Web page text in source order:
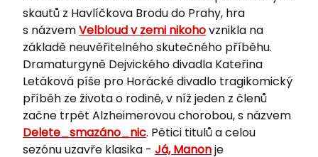
skautů z Havlíčkova Brodu do Prahy, hra
s názvemVelbloud v zemi nikohovznikla na
základě neuvěřitelného skutečného příběhu.
Dramaturgyně Dejvického divadla Kateřina
Letáková píše pro Horácké divadlo tragikomický
příběh ze života o rodině, v níž jeden z členů
začne trpět Alzheimerovou chorobou, s názvem
Delete_smazáno_nic. Pětici titulů a celou
sezónu uzavře klasika - Já, Manonje